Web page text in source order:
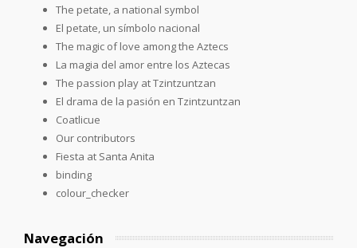
The petate, a national symbol
El petate, un símbolo nacional
The magic of love among the Aztecs
La magia del amor entre los Aztecas
The passion play at Tzintzuntzan
El drama de la pasión en Tzintzuntzan
Coatlicue
Our contributors
Fiesta at Santa Anita
binding
colour_checker
Navegación